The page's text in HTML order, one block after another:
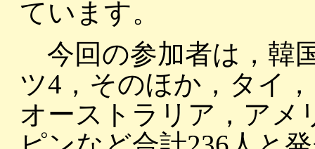
ています。
今回の参加者は，韓
ツ4，そのほか，タイ
オーストラリア，アメ